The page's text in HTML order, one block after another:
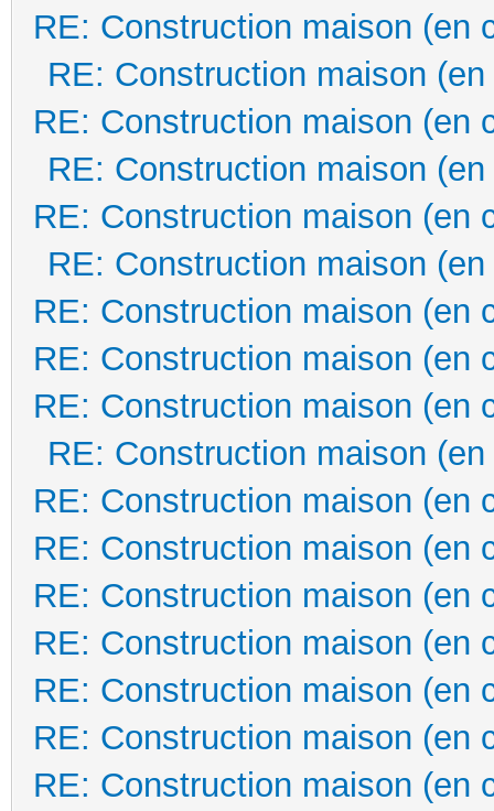
RE: Construction maison (en
RE: Construction maison
RE: Construction maison (en
RE: Construction maison
RE: Construction maison (en
RE: Construction maison
RE: Construction maison (en
RE: Construction maison (en
RE: Construction maison (en
RE: Construction maison
RE: Construction maison (en
RE: Construction maison (en
RE: Construction maison (en
RE: Construction maison (en
RE: Construction maison (en
RE: Construction maison (en
RE: Construction maison (en